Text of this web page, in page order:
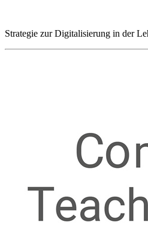
Strategie zur Digitalisierung in der